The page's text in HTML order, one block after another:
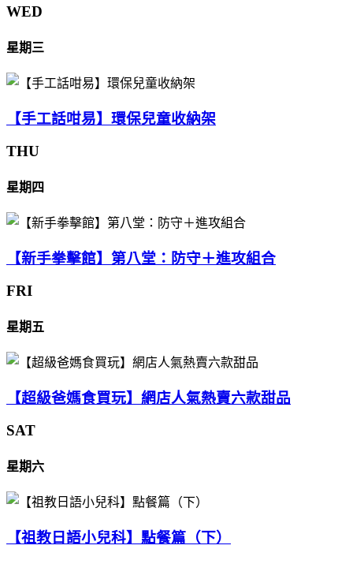
WED
星期三
【手工話咁易】環保兒童收納架
THU
星期四
【新手拳擊館】第八堂：防守＋進攻組合
FRI
星期五
【超級爸媽食買玩】網店人氣熱賣六款甜品
SAT
星期六
【祖教日語小兒科】點餐篇（下）